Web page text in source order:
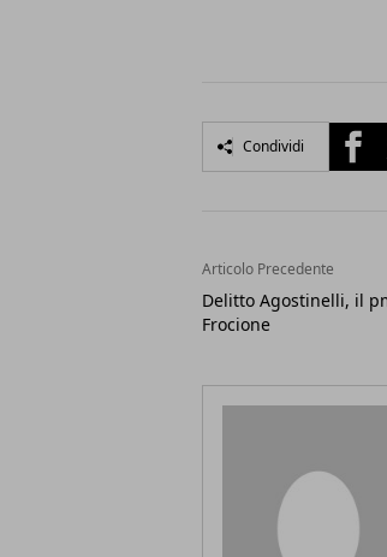
Condividi
Articolo Precedente
Delitto Agostinelli, il
Frocione